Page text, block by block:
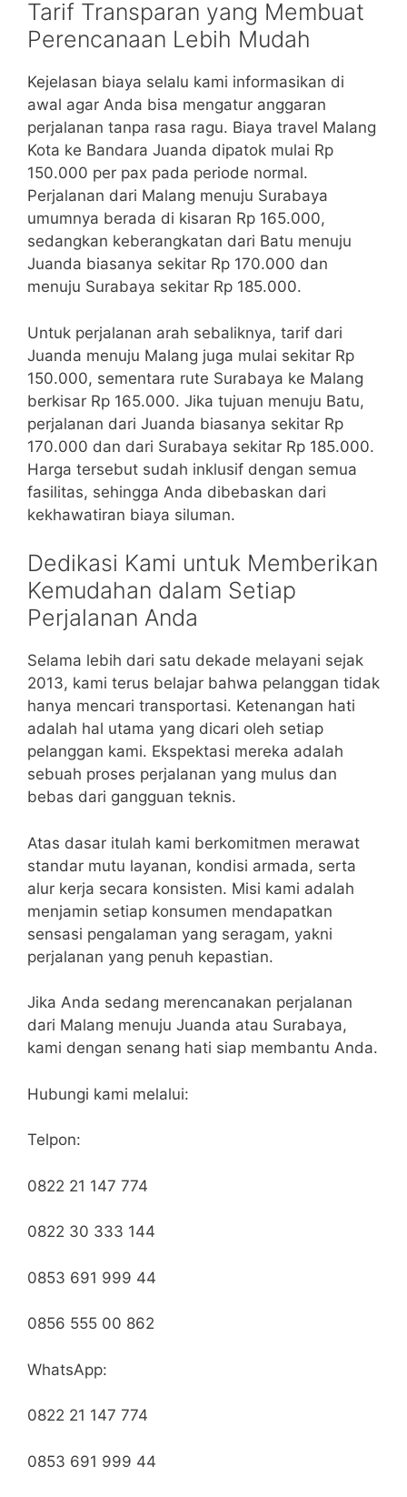
Tarif Transparan yang Membuat
Perencanaan Lebih Mudah
Kejelasan biaya selalu kami informasikan di
awal agar Anda bisa mengatur anggaran
perjalanan tanpa rasa ragu. Biaya travel Malang
Kota ke Bandara Juanda dipatok mulai Rp
150.000 per pax pada periode normal.
Perjalanan dari Malang menuju Surabaya
umumnya berada di kisaran Rp 165.000,
sedangkan keberangkatan dari Batu menuju
Juanda biasanya sekitar Rp 170.000 dan
menuju Surabaya sekitar Rp 185.000.
Untuk perjalanan arah sebaliknya, tarif dari
Juanda menuju Malang juga mulai sekitar Rp
150.000, sementara rute Surabaya ke Malang
berkisar Rp 165.000. Jika tujuan menuju Batu,
perjalanan dari Juanda biasanya sekitar Rp
170.000 dan dari Surabaya sekitar Rp 185.000.
Harga tersebut sudah inklusif dengan semua
fasilitas, sehingga Anda dibebaskan dari
kekhawatiran biaya siluman.
Dedikasi Kami untuk Memberikan
Kemudahan dalam Setiap
Perjalanan Anda
Selama lebih dari satu dekade melayani sejak
2013, kami terus belajar bahwa pelanggan tidak
hanya mencari transportasi. Ketenangan hati
adalah hal utama yang dicari oleh setiap
pelanggan kami. Ekspektasi mereka adalah
sebuah proses perjalanan yang mulus dan
bebas dari gangguan teknis.
Atas dasar itulah kami berkomitmen merawat
standar mutu layanan, kondisi armada, serta
alur kerja secara konsisten. Misi kami adalah
menjamin setiap konsumen mendapatkan
sensasi pengalaman yang seragam, yakni
perjalanan yang penuh kepastian.
Jika Anda sedang merencanakan perjalanan
dari Malang menuju Juanda atau Surabaya,
kami dengan senang hati siap membantu Anda.
Hubungi kami melalui:
Telpon:
0822 21 147 774
0822 30 333 144
0853 691 999 44
0856 555 00 862
WhatsApp:
0822 21 147 774
0853 691 999 44